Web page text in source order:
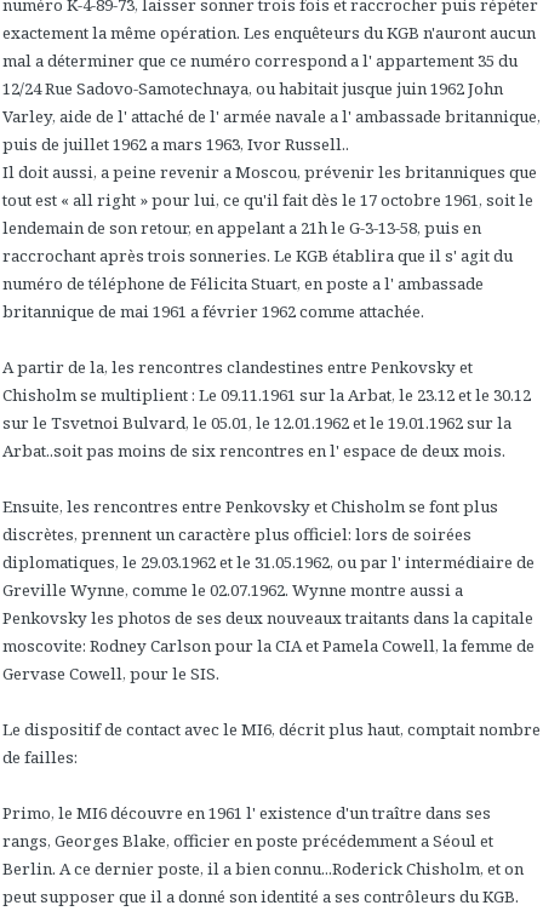
exactement la même opération. Les enquêteurs du KGB n'auront aucun
mal a déterminer que ce numéro correspond a l' appartement 35 du
12/24 Rue Sadovo-Samotechnaya, ou habitait jusque juin 1962 John
Varley, aide de l' attaché de l' armée navale a l' ambassade britannique,
puis de juillet 1962 a mars 1963, Ivor Russell..
Il doit aussi, a peine revenir a Moscou, prévenir les britanniques que
tout est « all right » pour lui, ce qu'il fait dès le 17 octobre 1961, soit le
lendemain de son retour, en appelant a 21h le G-3-13-58, puis en
raccrochant après trois sonneries. Le KGB établira que il s' agit du
numéro de téléphone de Félicita Stuart, en poste a l' ambassade
britannique de mai 1961 a février 1962 comme attachée.
A partir de la, les rencontres clandestines entre Penkovsky et
Chisholm se multiplient : Le 09.11.1961 sur la Arbat, le 23.12 et le 30.12
sur le Tsvetnoi Bulvard, le 05.01, le 12.01.1962 et le 19.01.1962 sur la
Arbat..soit pas moins de six rencontres en l' espace de deux mois.
Ensuite, les rencontres entre Penkovsky et Chisholm se font plus
discrètes, prennent un caractère plus officiel: lors de soirées
diplomatiques, le 29.03.1962 et le 31.05.1962, ou par l' intermédiaire de
Greville Wynne, comme le 02.07.1962. Wynne montre aussi a
Penkovsky les photos de ses deux nouveaux traitants dans la capitale
moscovite: Rodney Carlson pour la CIA et Pamela Cowell, la femme de
Gervase Cowell, pour le SIS.
Le dispositif de contact avec le MI6, décrit plus haut, comptait nombre
de failles:
Primo, le MI6 découvre en 1961 l' existence d'un traître dans ses
rangs, Georges Blake, officier en poste précédemment a Séoul et
Berlin. A ce dernier poste, il a bien connu...Roderick Chisholm, et on
peut supposer que il a donné son identité a ses contrôleurs du KGB.